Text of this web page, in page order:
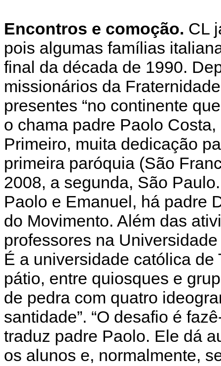
Encontros e comoção. CL
pois algumas famílias
final da década de 1990.
missionários da
presentes “no continente
o chama padre Paolo
Primeiro, muita dedicação
primeira paróquia (São
2008, a segunda, São
Paolo e Emanuel, há padre
do Movimento. Além das
professores na
É a universidade católica
pátio, entre quiosques e
de pedra com quatro
santidade”. “O desafio é
traduz padre Paolo. Ele dá
os alunos e, normalmente,